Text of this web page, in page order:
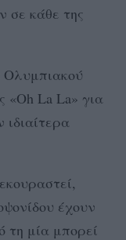
σε κάθε της
Ολυμπιακού
«Oh La La» για
έχουν
τη μία μπορεί